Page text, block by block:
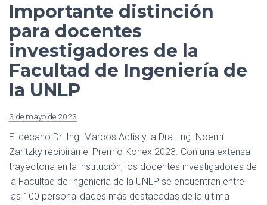
Importante distinción
para docentes
investigadores de la
Facultad de Ingeniería de
la UNLP
3 de mayo de 2023
El decano Dr. Ing. Marcos Actis y la Dra. Ing. Noemí
Zaritzky recibirán el Premio Konex 2023. Con una extensa
trayectoria en la institución, los docentes investigadores de
la Facultad de Ingeniería de la UNLP se encuentran entre
las 100 personalidades más destacadas de la última